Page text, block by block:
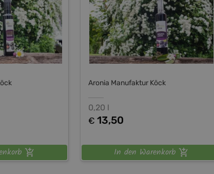
Aronia Manufaktur Köck
0,20 l
€ 13,50
In den Warenkorb